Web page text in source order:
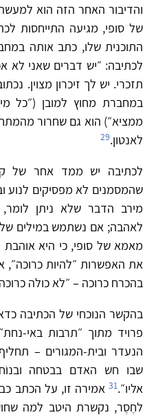
והדיבור האחר הזה הוא
של סופי, מגיעה התייחסות
התוכנית שלו, כתב אותה
לכתיבה: ״יש דברים שאני לא
תזכרי. יש לך זיכרון מצוין.
במחברת מחוץ למובן (״כל
ממציא״) הוא גם שחרור מהמתח
לאנטון.29
לכתיבה יש ממד אחר של
שהמסמנים לא מפסיקים לנוע
מירב הדבר שלא ניתן לומר,
לאהבה; אם נשתמש במילים של
מאמא של סופי, כי היא אוהבת
את האפשרות ״להיות כרוכה״,
בהכרח כרוכה – ״לא כולה
בהקשר הנוכחי של הכתיבה
פרויד מתוך ״תרבות באי-
הנעדר ובית-המגורים –
שבו חש האדם בבטחה
אליו״.31 אמירה זו, על הכתב
לחֶסֶר, נקשרת היטב למה